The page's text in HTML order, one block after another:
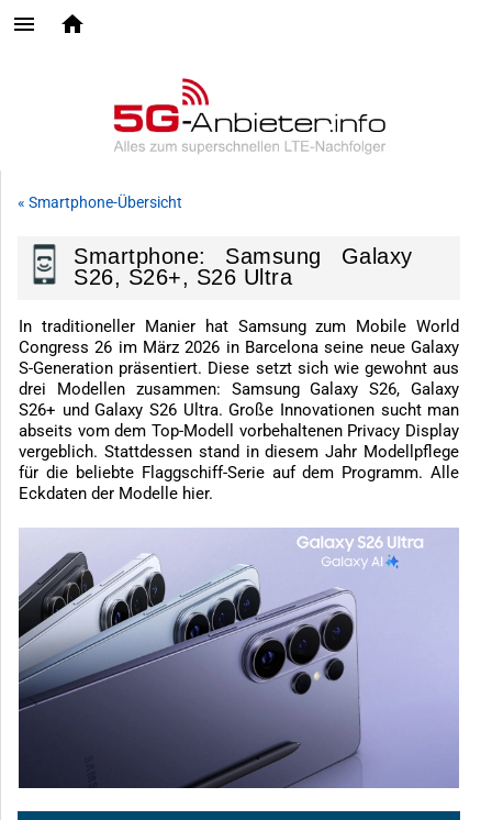
« Smartphone-Übersicht
Smartphone: Samsung Galaxy
S26, S26+, S26 Ultra
In traditioneller Manier hat Samsung zum Mobile World
Congress 26 im März 2026 in Barcelona seine neue Galaxy
S-Generation präsentiert. Diese setzt sich wie gewohnt aus
drei Modellen zusammen: Samsung Galaxy S26, Galaxy
S26+ und Galaxy S26 Ultra. Große Innovationen sucht man
abseits vom dem Top-Modell vorbehaltenen Privacy Display
vergeblich. Stattdessen stand in diesem Jahr Modellpflege
für die beliebte Flaggschiff-Serie auf dem Programm. Alle
Eckdaten der Modelle hier.